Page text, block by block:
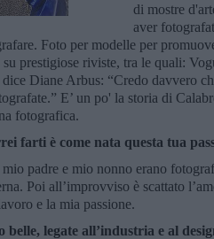
di mostre
aver
Foto per modelle per
su prestigiose riviste, tra le quali:
Diane Arbus: “Credo davvero
E’ un po' la storia di
fotografica.
farti è come nata questa tua
padre e mio nonno erano
Poi all’improvviso è scattato
e la mia passione.
belle, legate all’industria e al